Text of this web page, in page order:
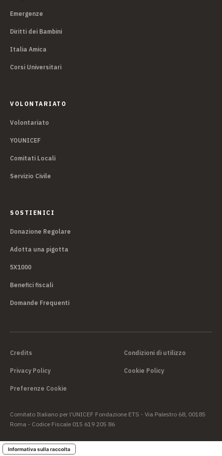
Emergenze
Diritti dei Bambini
Italia Amica
Corsi Universitari
VOLONTARIATO
Volontariato
YOUNICEF
Comitati Locali
Servizio Civile
SOSTIENICI
Donazione Regolare
Adotta una pigotta
5X1000
Benefici fiscali
Domande Frequenti
Credits Condizioni di utilizzo
Privacy Policy Cookie Policy
Preferenze Cookie
Comitato Italiano per l’UNICEF Fondazione ETS - Via Palestro 68, 00185
Roma - Codice Fiscale 015 619 205 86
Informativa sulla raccolta